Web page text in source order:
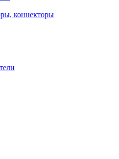
коннекторы